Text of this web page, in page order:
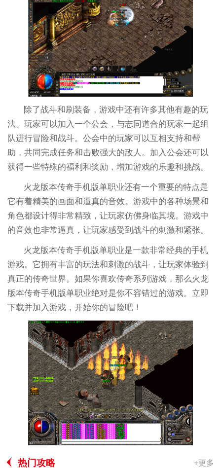
除了战斗和刷装备，游戏中还有许多其他有趣的玩
法。玩家可以加入一个公会，与志同道合的玩家一起组
队进行冒险和战斗。公会中的玩家可以互相支持和帮
助，共同完成任务和击败强大的敌人。加入公会还可以
获得一些特殊的福利和奖励，增加游戏的乐趣和挑战。
火龙版本传奇手机版单职业还有一个重要的特点是
它有着精美的画面和逼真的音效。游戏中的各种场景和
角色都设计得非常精致，让玩家仿佛身临其境。游戏中
的音效也非常逼真，让玩家感受到战斗的刺激和紧张。
火龙版本传奇手机版单职业是一款非常经典的手机
游戏。它拥有丰富的玩法和刺激的战斗，让玩家体验到
真正的传奇世界。如果你喜欢传奇系列游戏，那么火龙
版本传奇手机版单职业绝对是你不容错过的游戏。立即
下载并加入游戏，开始你的冒险吧！
热门攻略 +更多